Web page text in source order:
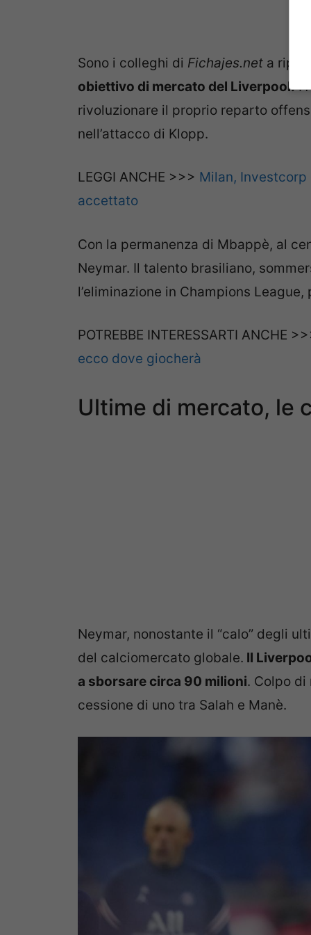
Sono i colleghi di Fichajes.net a
obiettivo di mercato del Liverpool.I
rivoluzionare il proprio reparto
nell’attacco di Klopp.
LEGGI ANCHE >>> Milan,
accettato
Con la permanenza di Mbappè, al
Neymar. Il talento brasiliano,
l’eliminazione in Champions
POTREBBE INTERESSARTI ANCHE
ecco dove giocherà
Ultime di mercato, le
Neymar, nonostante il “calo” degli
del calciomercato globale. Il
a sborsare circa 90 milioni. Colpo di
cessione di uno tra Salah e Manè.